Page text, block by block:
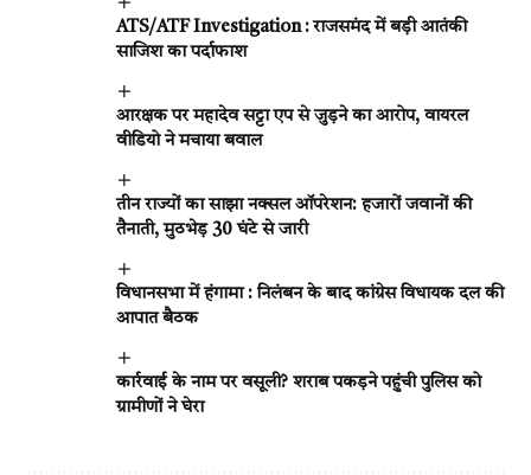
ATS/ATF Investigation : राजसमंद में बड़ी आतंकी
साजिश का पर्दाफाश
आरक्षक पर महादेव सट्टा एप से जुड़ने का आरोप, वायरल
वीडियो ने मचाया बवाल
तीन राज्यों का साझा नक्सल ऑपरेशन: हजारों जवानों की
तैनाती, मुठभेड़ 30 घंटे से जारी
विधानसभा में हंगामा : निलंबन के बाद कांग्रेस विधायक दल की
आपात बैठक
कार्रवाई के नाम पर वसूली? शराब पकड़ने पहुंची पुलिस को
ग्रामीणों ने घेरा